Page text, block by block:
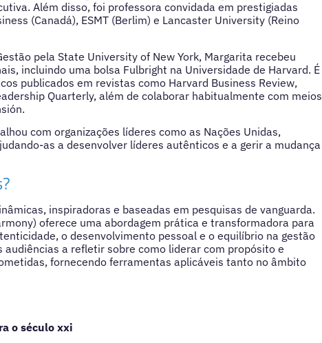
Além disso, foi professora convidada em prestigiadas
(Canadá), ESMT (Berlim) e Lancaster University (Reino
pela State University of New York, Margarita recebeu
incluindo uma bolsa Fulbright na Universidade de Harvard. É
publicados em revistas como Harvard Business Review,
Quarterly, além de colaborar habitualmente com meios
com organizações líderes como as Nações Unidas,
as a desenvolver líderes autênticos e a gerir a mudança
inspiradoras e baseadas em pesquisas de vanguarda.
oferece uma abordagem prática e transformadora para
o desenvolvimento pessoal e o equilíbrio na gestão
a refletir sobre como liderar com propósito e
fornecendo ferramentas aplicáveis tanto no âmbito
o século xxi